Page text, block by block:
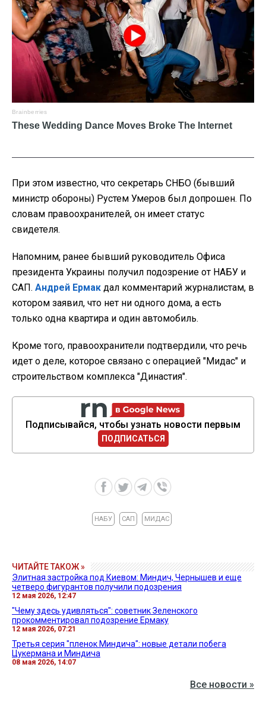
При этом известно, что секретарь СНБО (бывший
министр обороны) Рустем Умеров был допрошен. По
словам правоохранителей, он имеет статус
свидетеля.
Напомним, ранее бывший руководитель Офиса
президента Украины получил подозрение от НАБУ и
САП. Андрей Ермак дал комментарий журналистам, в
котором заявил, что нет ни одного дома, а есть
только одна квартира и один автомобиль.
Кроме того, правоохранители подтвердили, что речь
идет о деле, которое связано с операцией "Мидас" и
строительством комплекса "Династия".
Подписывайся, чтобы узнать новости первым
ПОДПИСАТЬСЯ
НАБУ САП МИДАС
ЧИТАЙТЕ ТАКОЖ »
Элитная застройка под Киевом: Миндич, Чернышев и еще
четверо фигурантов получили подозрения
12 мая 2026, 12:47
"Чему здесь удивляться": советник Зеленского
прокомментировал подозрение Ермаку
12 мая 2026, 07:21
Третья серия "пленок Миндича": новые детали побега
Цукермана и Миндича
08 мая 2026, 14:07
Все новости »